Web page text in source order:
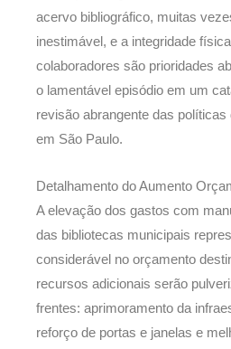
acervo bibliográfico, muitas
inestimável, e a integridade
colaboradores são prioridades
o lamentável episódio em um
revisão abrangente das
em São Paulo.
Detalhamento do Aumento
A elevação dos gastos com
das bibliotecas municipais
considerável no orçamento
recursos adicionais serão
frentes: aprimoramento da
reforço de portas e janelas e